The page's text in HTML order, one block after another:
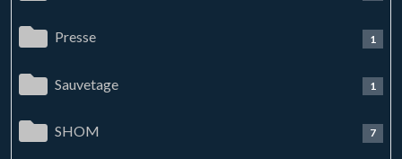
Presse 1
Sauvetage 1
SHOM 7